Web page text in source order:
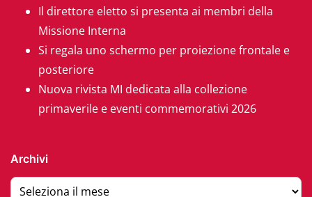
Il direttore eletto si presenta ai membri della
Missione Interna
Si regala uno schermo per proiezione frontale e
posteriore
Nuova rivista MI dedicata alla collezione
primaverile e eventi commemorativi 2026
Archivi
Archivi